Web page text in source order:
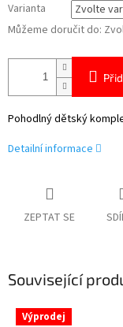
Varianta
Můžeme doručit do:
Pohodlný dětský
Detailní informace
ZEPTAT SE
Související
Výprodej